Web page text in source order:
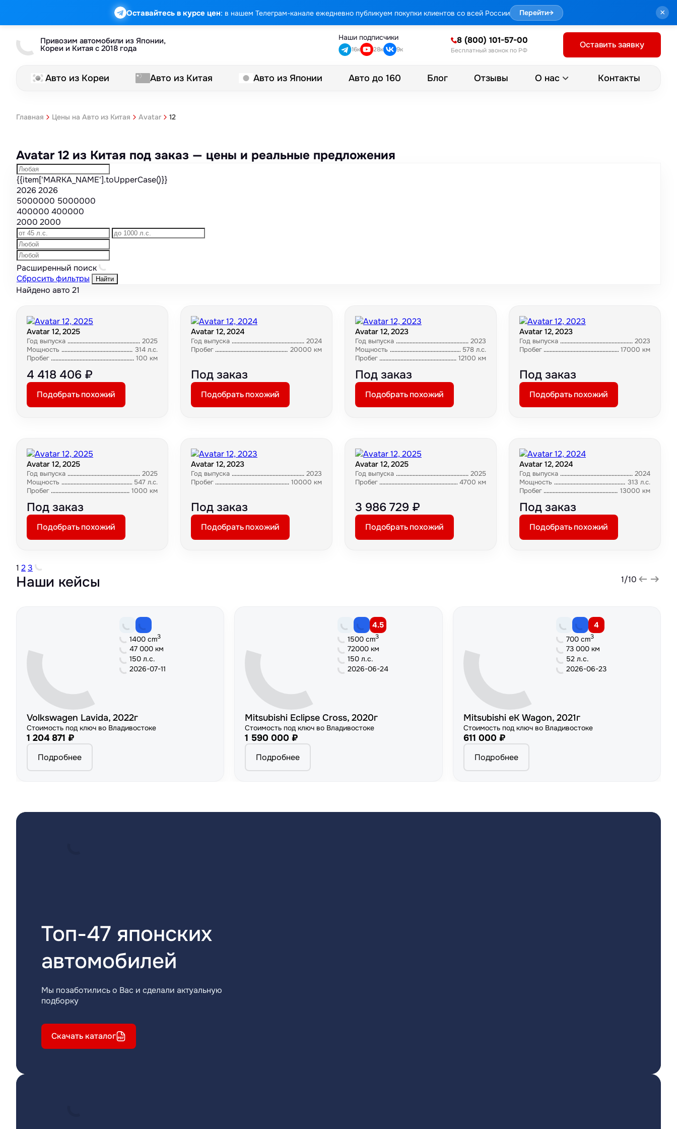
Оставайтесь в курсе цен: в нашем Телеграм-канале ежедневно публикуем покупки клиентов со всей России Перейти→ ×
Привозим автомобили из Японии,
Кореи и Китая с 2018 года
Наши подписчики
16к 28к 9к
8 (800) 101-57-00
Бесплатный звонок по РФ
Оставить заявку
Авто из Кореи Авто из Китая Авто из Японии Авто до 160 Блог Отзывы О нас Контакты
Главная Цены на Авто из Китая Avatar 12
Avatar 12 из Китая под заказ — цены и реальные предложения
{{item['MARKA_NAME'].toUpperCase()}}
2026 2026
5000000 5000000
400000 400000
2000 2000
Расширенный поиск
Сбросить фильтры
Найти
Найдено авто 21
Avatar 12, 2025
Год выпуска
2025
Мощность
314 л.с.
Пробег
100 км
4 418 406 ₽
Подобрать похожий
Avatar 12, 2024
Год выпуска
2024
Пробег
20000 км
Под заказ
Подобрать похожий
Avatar 12, 2023
Год выпуска
2023
Мощность
578 л.с.
Пробег
12100 км
Под заказ
Подобрать похожий
Avatar 12, 2023
Год выпуска
2023
Пробег
17000 км
Под заказ
Подобрать похожий
Avatar 12, 2025
Год выпуска
2025
Мощность
547 л.с.
Пробег
1000 км
Под заказ
Подобрать похожий
Avatar 12, 2023
Год выпуска
2023
Пробег
10000 км
Под заказ
Подобрать похожий
Avatar 12, 2025
Год выпуска
2025
Пробег
4700 км
3 986 729 ₽
Подобрать похожий
Avatar 12, 2024
Год выпуска
2024
Мощность
313 л.с.
Пробег
13000 км
Под заказ
Подобрать похожий
1 23
Наши кейсы 1/10
1400 cm3
47 000 км
150 л.с.
2026-07-11
Volkswagen Lavida, 2022г
Стоимость под ключ во Владивостоке
1 204 871 ₽
Подробнее
4.5
1500 cm3
72000 км
150 л.с.
2026-06-24
Mitsubishi Eclipse Cross, 2020г
Стоимость под ключ во Владивостоке
1 590 000 ₽
Подробнее
4
700 cm3
73 000 км
52 л.с.
2026-06-23
Mitsubishi eK Wagon, 2021г
Стоимость под ключ во Владивостоке
611 000 ₽
Подробнее
Топ-47 японских
автомобилей
Мы позаботились о Вас и сделали актуальную
подборку
Скачать каталог